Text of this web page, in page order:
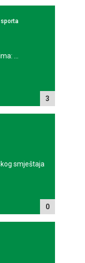
3
...
0
smještaja